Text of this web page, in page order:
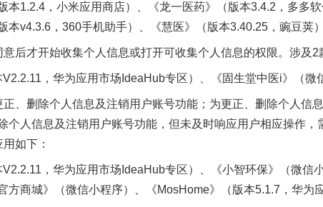
本1.2.4，小米应用商店）、《龙一医药》（版本3.4.2，多多
本v4.3.6，360手机助手）、《慧医》（版本3.40.25，豌豆荚）
才开始收集个人信息或打开可收集个人信息的权限。涉及2
，华为应用市场IdeaHub专区）、《固生堂中医i》（微
删除个人信息及注销用户账号功能；为更正、删除个人信
个人信息及注销用户账号功能，但未及时响应用户相应操作
如下：
，华为应用市场IdeaHub专区）、《小智环保》（微信
方商城》（微信小程序）、《MosHome》（版本5.1.7，华为